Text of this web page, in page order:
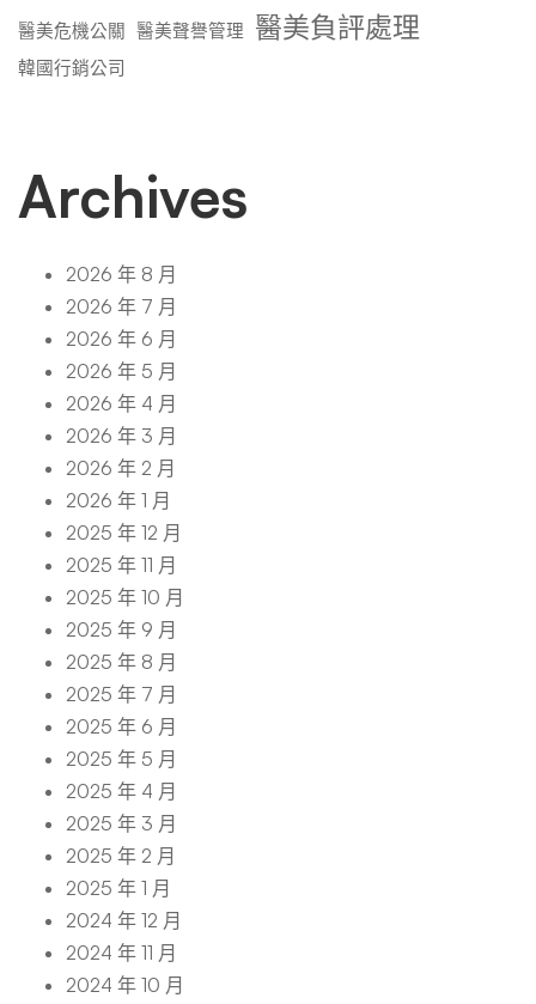
醫美危機公關 醫美聲譽管理 醫美負評處理
韓國行銷公司
Archives
2026 年 8 月
2026 年 7 月
2026 年 6 月
2026 年 5 月
2026 年 4 月
2026 年 3 月
2026 年 2 月
2026 年 1 月
2025 年 12 月
2025 年 11 月
2025 年 10 月
2025 年 9 月
2025 年 8 月
2025 年 7 月
2025 年 6 月
2025 年 5 月
2025 年 4 月
2025 年 3 月
2025 年 2 月
2025 年 1 月
2024 年 12 月
2024 年 11 月
2024 年 10 月